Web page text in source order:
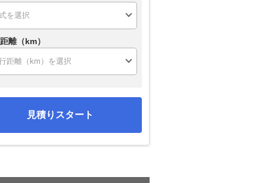
離（km）
見積りスタート